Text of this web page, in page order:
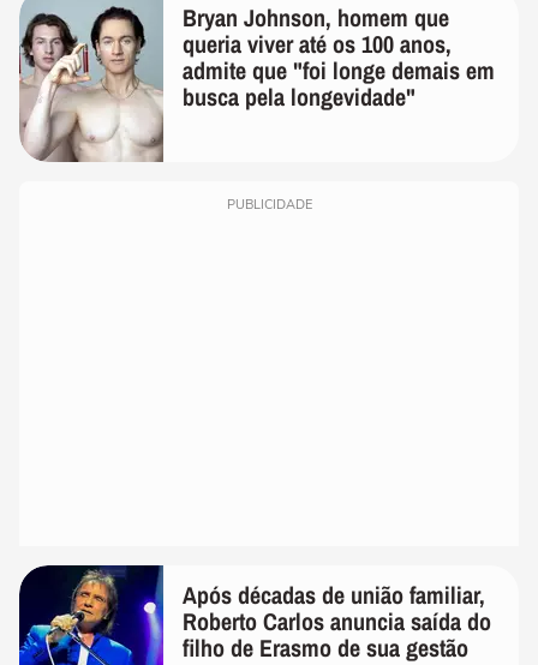
Bryan Johnson, homem que
queria viver até os 100 anos,
admite que "foi longe demais em
busca pela longevidade"
PUBLICIDADE
Após décadas de união familiar,
Roberto Carlos anuncia saída do
filho de Erasmo de sua gestão